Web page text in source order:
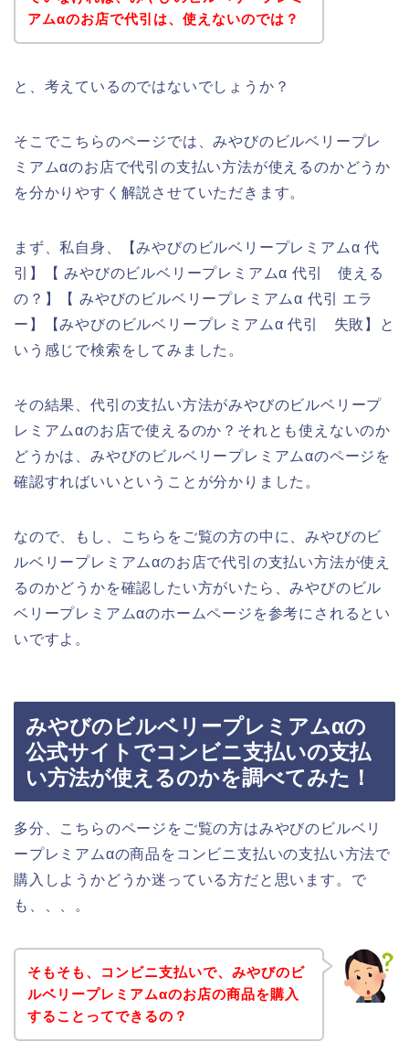
アムαのお店で代引は、使えないのでは？
と、考えているのではないでしょうか？
そこでこちらのページでは、みやびのビルベリープレ
ミアムαのお店で代引の支払い方法が使えるのかどうか
を分かりやすく解説させていただきます。
まず、私自身、【みやびのビルベリープレミアムα 代
引】【 みやびのビルベリープレミアムα 代引 使える
の？】【 みやびのビルベリープレミアムα 代引 エラ
ー】【みやびのビルベリープレミアムα 代引 失敗】と
いう感じで検索をしてみました。
その結果、代引の支払い方法がみやびのビルベリープ
レミアムαのお店で使えるのか？それとも使えないのか
どうかは、みやびのビルベリープレミアムαのページを
確認すればいいということが分かりました。
なので、もし、こちらをご覧の方の中に、みやびのビ
ルベリープレミアムαのお店で代引の支払い方法が使え
るのかどうかを確認したい方がいたら、みやびのビル
ベリープレミアムαのホームページを参考にされるとい
いですよ。
みやびのビルベリープレミアムαの
公式サイトでコンビニ支払いの支払
い方法が使えるのかを調べてみた！
多分、こちらのページをご覧の方はみやびのビルベリ
ープレミアムαの商品をコンビニ支払いの支払い方法で
購入しようかどうか迷っている方だと思います。で
も、、、。
そもそも、コンビニ支払いで、みやびのビ
ルベリープレミアムαのお店の商品を購入
することってできるの？